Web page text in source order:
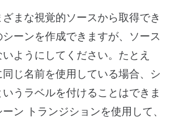
まな視覚的ソースから取得でき
ーンを作成できますが、ソース
ようにしてください。たとえ
じ名前を使用している場合、シ
うラベルを付けることはできま
ン トランジションを使用して、